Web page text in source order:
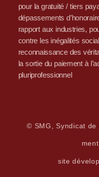
pour la gratuité / tiers
dépassements
rapport aux industries,
contre les inégalités
reconnaissance des
la sortie du paiement à
pluriprofessionnel
© SMG, Syndicat de
site